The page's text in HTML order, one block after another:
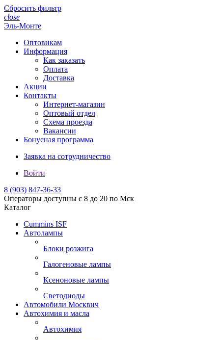
Сбросить фильтр
close
Эль-Монте
Оптовикам
Информация
Как заказать
Оплата
Доставка
Акции
Контакты
Интернет-магазин
Оптовый отдел
Схема проезда
Вакансии
Бонусная программа
Заявка на сотрудничество
Войти
8 (903) 847-36-33
Операторы доступны с 8 до 20 по Мск
Каталог
Cummins ISF
Автолампы
Блоки розжига
Галогеновые лампы
Ксеноновые лампы
Светодиоды
Автомобили Москвич
Автохимия и масла
Автохимия